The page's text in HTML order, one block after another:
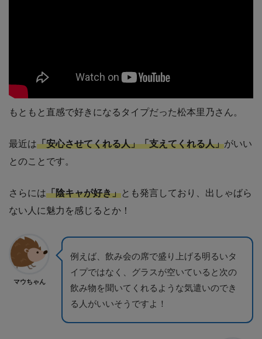
もともと直感で好きになるタイプだった松本里乃さん。
最近は「安心させてくれる人」「支えてくれる人」がいい
とのことです。
さらには「陰キャが好き」とも発言しており、出しゃばら
ない人に魅力を感じるとか！
マウちゃん
例えば、飲み会の席で盛り上げる明るいタ
イプではなく、グラスが空いていると次の
飲み物を聞いてくれるような気遣いのでき
る人がいいそうですよ！